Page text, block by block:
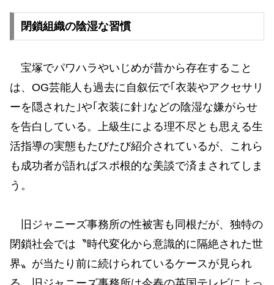
閉鎖組織の陰湿な習慣
宝塚でパワハラやいじめが昔から存在すること
は、OG芸能人も過去に自叙伝で｢衣装やアクセサリ
ーを隠された｣や｢衣装に針｣などの陰湿な嫌がらせ
を告白している。上級生による理不尽とも思える生
活指導の実態もたびたび紹介されているが、これら
も成功者が語ればスポ根的な美談で済まされてしま
う。
旧ジャニーズ事務所の性被害も同根だが、独特の
閉鎖社会では〝時代変化から意識的に隔絶された世
界〟が当たり前に続けられているケースが見られ